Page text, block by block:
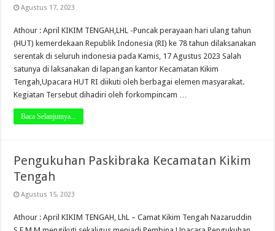
Agustus 17, 2023
Athour : April KIKIM TENGAH,LHL -Puncak perayaan hari ulang tahun
(HUT) kemerdekaan Republik Indonesia (RI) ke 78 tahun dilaksanakan
serentak di seluruh indonesia pada Kamis, 17 Agustus 2023 Salah
satunya di laksanakan di lapangan kantor Kecamatan Kikim
Tengah,Upacara HUT RI diikuti oleh berbagai elemen masyarakat.
Kegiatan Tersebut dihadiri oleh forkompincam …
Baca Selanjutnya...
Pengukuhan Paskibraka Kecamatan Kikim
Tengah
Agustus 15, 2023
Athour : April KIKIM TENGAH, LhL – Camat Kikim Tengah Nazaruddin